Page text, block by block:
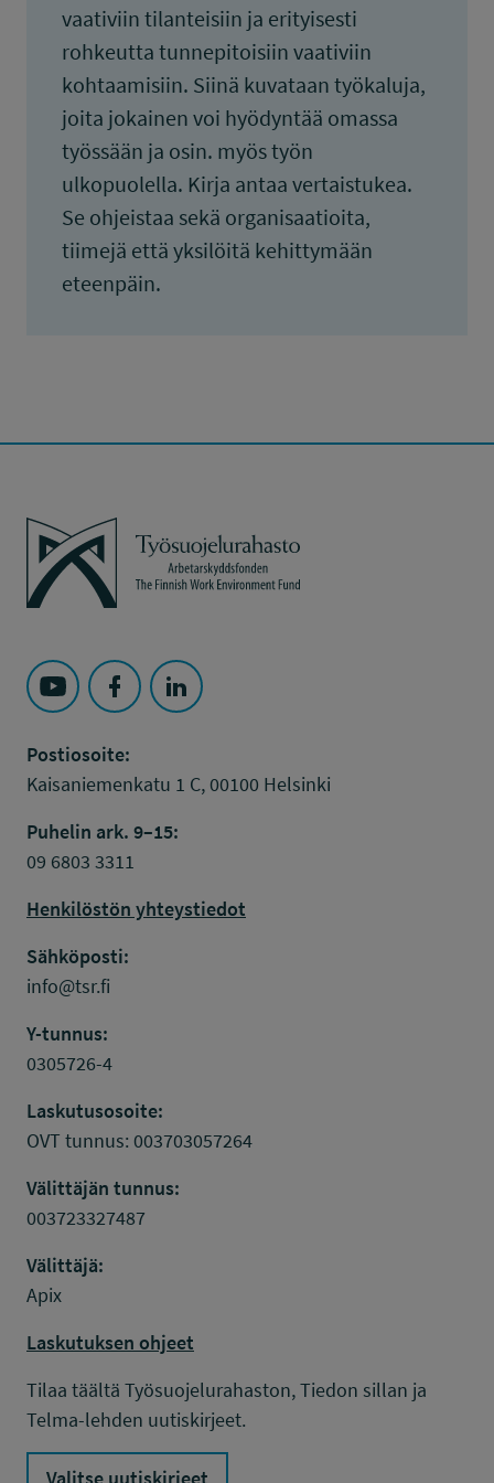
vaativiin tilanteisiin ja erityisesti
rohkeutta tunnepitoisiin vaativiin
kohtaamisiin. Siinä kuvataan työkaluja,
joita jokainen voi hyödyntää omassa
työssään ja osin. myös työn
ulkopuolella. Kirja antaa vertaistukea.
Se ohjeistaa sekä organisaatioita,
tiimejä että yksilöitä kehittymään
eteenpäin.
Työsuojelurahasto
Seuraa Työsuojelurahasto kohteessa: YouTube
Seuraa Työsuojelurahasto kohteessa:
Seuraa Työsuojelurahasto kohteessa:
Postiosoite:
Kaisaniemenkatu 1 C, 00100 Helsinki
Puhelin ark. 9–15:
09 6803 3311
Henkilöstön yhteystiedot
Sähköposti:
info@tsr.fi
Y-tunnus:
0305726-4
Laskutusosoite:
OVT tunnus: 003703057264
Välittäjän tunnus:
003723327487
Välittäjä:
Apix
Laskutuksen ohjeet
Tilaa täältä Työsuojelurahaston, Tiedon sillan ja
Telma-lehden uutiskirjeet.